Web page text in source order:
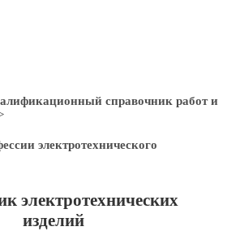
справочник работ и
электротехнического
электротехнических
изделий